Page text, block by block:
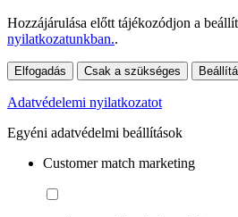
Hozzájárulása előtt tájékozódjon a
nyilatkozatunkban..
Elfogadás Csak a szükséges
Adatvédelemi nyilatkozatot
Egyéni adatvédelmi beállítások
Customer match marketing